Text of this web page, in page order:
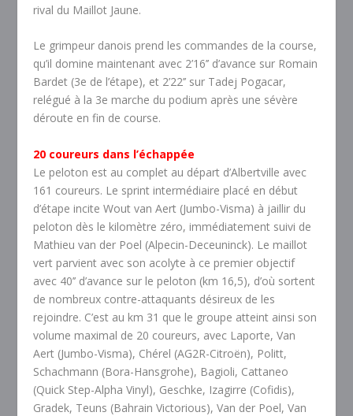
rival du Maillot Jaune.
Le grimpeur danois prend les commandes de la course,
qu’il domine maintenant avec 2’16’’ d’avance sur Romain
Bardet (3e de l’étape), et 2’22’’ sur Tadej Pogacar,
relégué à la 3e marche du podium après une sévère
déroute en fin de course.
20 coureurs dans l’échappée
Le peloton est au complet au départ d’Albertville avec
161 coureurs. Le sprint intermédiaire placé en début
d’étape incite Wout van Aert (Jumbo-Visma) à jaillir du
peloton dès le kilomètre zéro, immédiatement suivi de
Mathieu van der Poel (Alpecin-Deceuninck). Le maillot
vert parvient avec son acolyte à ce premier objectif
avec 40’’ d’avance sur le peloton (km 16,5), d’où sortent
de nombreux contre-attaquants désireux de les
rejoindre. C’est au km 31 que le groupe atteint ainsi son
volume maximal de 20 coureurs, avec Laporte, Van
Aert (Jumbo-Visma), Chérel (AG2R-Citroën), Politt,
Schachmann (Bora-Hansgrohe), Bagioli, Cattaneo
(Quick Step-Alpha Vinyl), Geschke, Izagirre (Cofidis),
Gradek, Teuns (Bahrain Victorious), Van der Poel, Van